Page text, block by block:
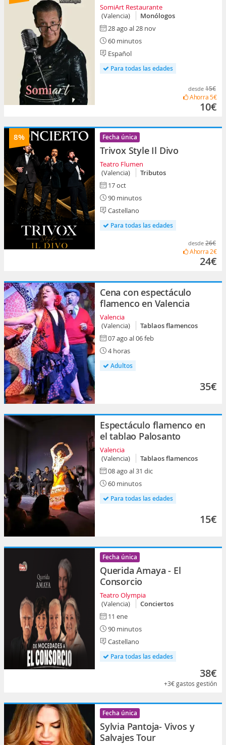
SomiArt Restaurante
(Valencia)
Monólogos
28 ago al 28 nov
60 minutos
Español
Para todas las edades
desde 15€
Ahorra5€
10€
8% Fecha única
Trivox Style Il Divo
Teatro Flumen
(Valencia)
Tributos
17 oct
90 minutos
Castellano
Para todas las edades
desde 26€
Ahorra 2€
24€
Cena con espectáculo
flamenco en Valencia
Valencia
(Valencia)
Tablaos flamencos
07 ago al 06 feb
4 horas
Adultos
35€
Espectáculo flamenco en
el tablao Palosanto
Valencia
(Valencia)
Tablaos flamencos
08 ago al 31 dic
60 minutos
Para todas las edades
15€
Fecha única
Querida Amaya - El
Consorcio
Teatro Olympia
(Valencia)
Conciertos
11 ene
90 minutos
Castellano
Para todas las edades
38€
+3€gastos gestión
Fecha única
Sylvia Pantoja- Vivos y
Salvajes Tour